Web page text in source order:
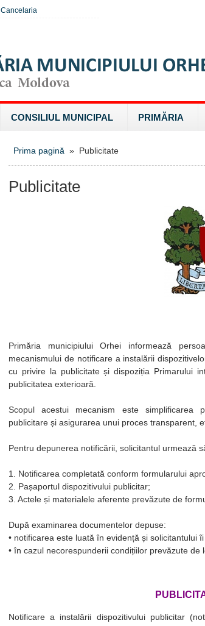
Cancelaria
CONSILIUL MUNICIPAL PRIMĂRIA
Prima pagină » Publicitate
Publicitate
Primăria municipiului Orhei informează
mecanismului de notificare a instalării
cu privire la publicitate și dispoziția Primarului
publicitatea exterioară.
Scopul acestui mecanism este simplificarea
publicitare și asigurarea unui proces transparent,
Pentru depunerea notificării, solicitantul urmează
1. Notificarea completată conform formularului
2. Pașaportul dispozitivului publicitar;
3. Actele și materialele aferente prevăzute de
După examinarea documentelor depuse:
• notificarea este luată în evidență și solicitantului
• în cazul necorespunderii condițiilor prevăzute de
Notificare a instalării dispozitivului publicitar